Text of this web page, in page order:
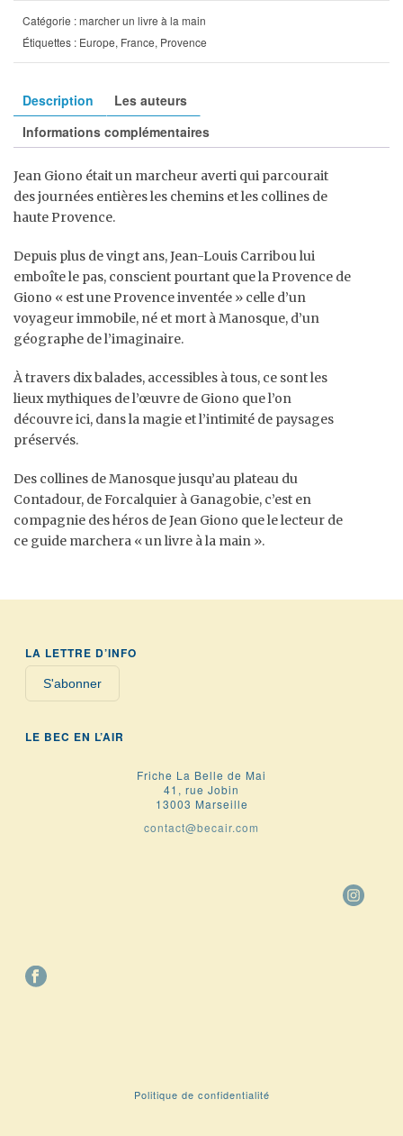
Catégorie :marcher un livre à la main
Étiquettes : Europe, France, Provence
Description
Les auteurs
Informations complémentaires
Jean Giono était un marcheur averti qui parcourait
des journées entières les chemins et les collines de
haute Provence.
Depuis plus de vingt ans, Jean-Louis Carribou lui
emboîte le pas, conscient pourtant que la Provence de
Giono « est une Provence inventée » celle d’un
voyageur immobile, né et mort à Manosque, d’un
géographe de l’imaginaire.
À travers dix balades, accessibles à tous, ce sont les
lieux mythiques de l’œuvre de Giono que l’on
découvre ici, dans la magie et l’intimité de paysages
préservés.
Des collines de Manosque jusqu’au plateau du
Contadour, de Forcalquier à Ganagobie, c’est en
compagnie des héros de Jean Giono que le lecteur de
ce guide marchera « un livre à la main ».
LA LETTRE D’INFO
S'abonner
LE BEC EN L’AIR
Friche La Belle de Mai
41, rue Jobin
13003 Marseille
contact@becair.com
Politique de confidentialité